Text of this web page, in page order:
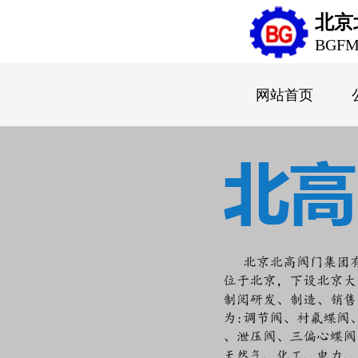
网站首页
北京